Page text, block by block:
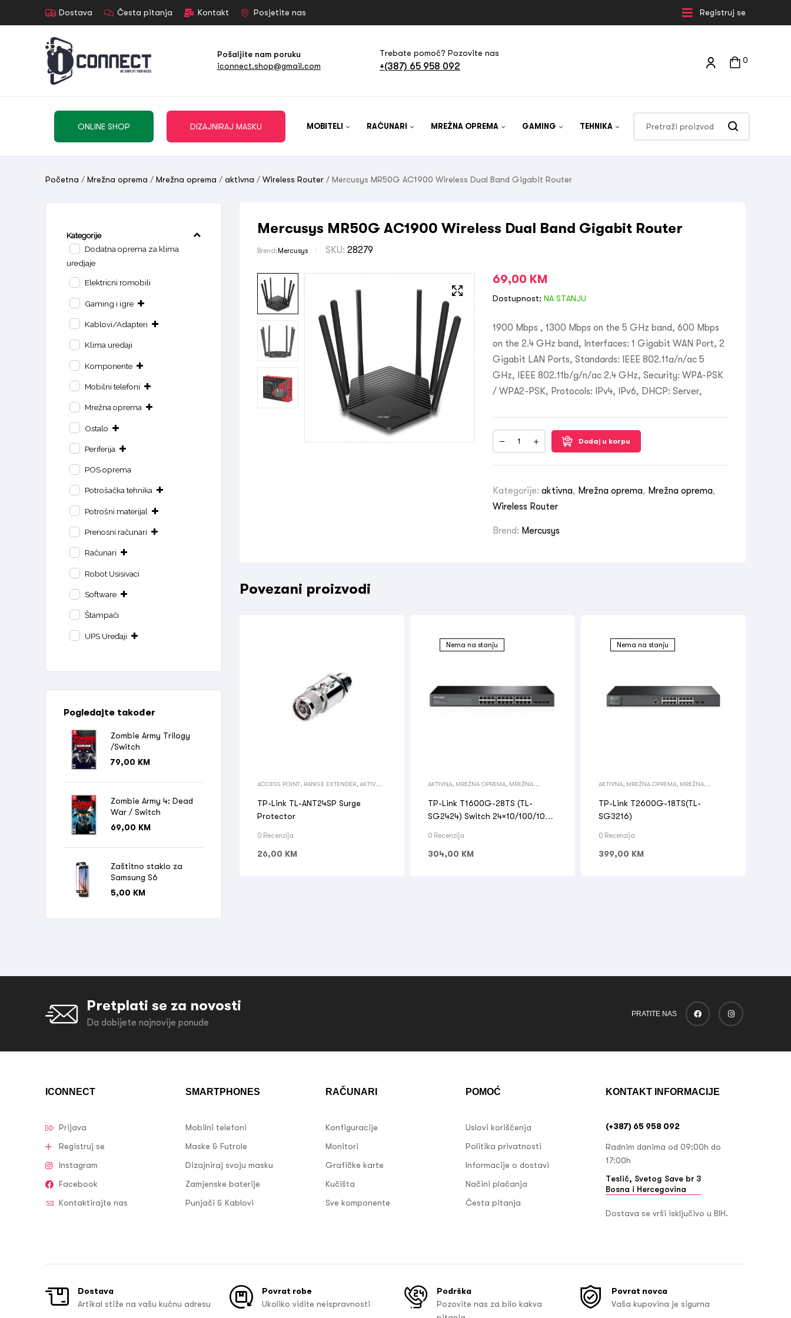
Dostava Česta pitanja Kontakt Posjetite nas Registruj se
Pošaljite nam poruku
iconnect.shop@gmail.com
Trebate pomoć? Pozovite nas
+(387) 65 958 092
0
ONLINE SHOP DIZAJNIRAJ MASKU MOBITELI RAČUNARI MREŽNA OPREMA GAMING TEHNIKA
Početna / Mrežna oprema / Mrežna oprema / aktivna / Wireless Router / Mercusys MR50G AC1900 Wireless Dual Band Gigabit Router
Mercusys MR50G AC1900 Wireless Dual Band Gigabit Router
Brend: Mercusys SKU: 28279
69,00 KM
Dostupnost: NA STANJU
1900 Mbps , 1300 Mbps on the 5 GHz band, 600 Mbps
on the 2.4 GHz band, Interfaces: 1 Gigabit WAN Port, 2
Gigabit LAN Ports, Standards: IEEE 802.11a/n/ac 5
GHz, IEEE 802.11b/g/n/ac 2.4 GHz, Security: WPA-PSK
/ WPA2-PSK, Protocols: IPv4, IPv6, DHCP: Server,
Dodaj u korpu
Kategorije: aktivna, Mrežna oprema, Mrežna oprema,
Wireless Router
Brend: Mercusys
Povezani proizvodi
ACCESS POINT, RANGE EXTENDER AKTIVNA
TP-Link TL-ANT24SP Surge
Protector
0 Recenzija
26,00 KM
Nema na stanju
AKTIVNA, MREŽNA OPREMA, MREŽNA
TP-Link T1600G-28TS (TL-
SG2424) Switch 24×10/100/1000
0 Recenzija
304,00 KM
Nema na stanju
AKTIVNA, MREŽNA OPREMA, MREŽNA
TP-Link T2600G-18TS(TL-
SG3216)
0 Recenzija
399,00 KM
Kategorije
Dodatna oprema za klima
uredjaje
Elektricni romobili
Gaming i igre
Kablovi/Adapteri
Klima uredaji
Komponente
Mobilni telefoni
Mrežna oprema
Ostalo
Periferija
POS oprema
Potrošačka tehnika
Potrošni materijal
Prenosni računari
Računari
Robot Usisivaci
Software
Štampači
UPS Uređaji
Pogledajte također
Zombie Army Trilogy
/Switch
79,00 KM
Zombie Army 4: Dead
War / Switch
69,00 KM
Zaštitno staklo za
Samsung S6
5,00 KM
Pretplati se za novosti
Da dobijete najnovije ponude
PRATITE NAS
ICONNECT
Prijava
Registruj se
Instagram
Facebook
Kontaktirajte nas
SMARTPHONES
Mobilni telefoni
Maske & Futrole
Dizajniraj svoju masku
Zamjenske baterije
Punjači & Kablovi
RAČUNARI
Konfiguracije
Monitori
Grafičke karte
Kućišta
Sve komponente
POMOĆ
Uslovi korišćenja
Politika privatnosti
Informacije o dostavi
Načini plaćanja
Česta pitanja
KONTAKT INFORMACIJE
(+387) 65 958 092
Radnim danima od 09:00h do
17:00h
Teslić, Svetog Save br 3
Bosna i Hercegovina
Dostava se vrši isključivo u BIH.
Dostava
Artikal stiže na vašu kućnu adresu
Povrat robe
Ukoliko vidite neispravnosti
Podrška
Pozovite nas za bilo kakva
Povrat novca
Vaša kupovina je sigurna